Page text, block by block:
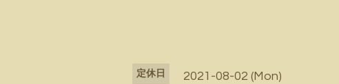
定休日 2021-08-02 (Mon)